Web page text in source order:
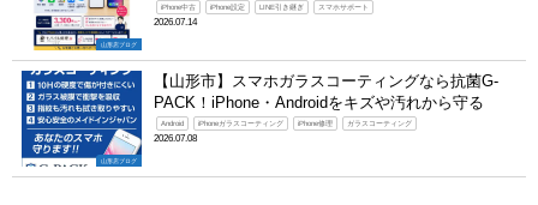
山形店ブログ
iPhone中古 iPhone設定 LINE引き継ぎ スマホサポート
2026.07.14
山形店ブログ
【山形市】スマホガラスコーティングなら抗菌G-
PACK！iPhone・Androidをキズや汚れから守る
Android iPhoneガラスコーティング iPhone修理 ガラスコーティング
2026.07.08